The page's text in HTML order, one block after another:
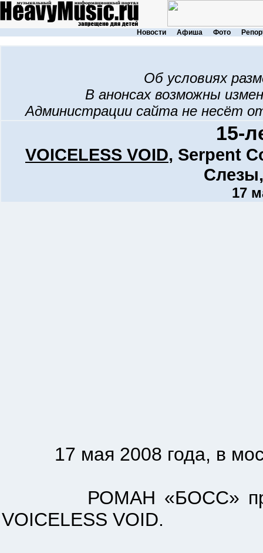
Новости Афиша Фото
Об условиях
В анонсах возможны
Администрации сайта не несёт
15-
VOICELESS VOID, Serpent
17
17 мая 2008 года, в
РОМАН «БОСС»
VOICELESS VOID.